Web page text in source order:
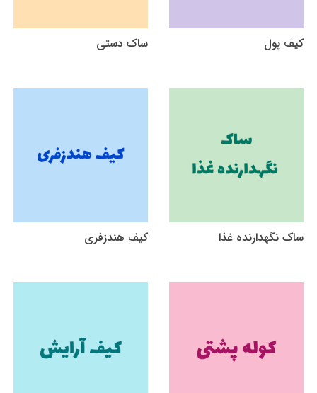
کیف پول ساک دستی
ساک نگهدارنده غذا کیف هندزفری